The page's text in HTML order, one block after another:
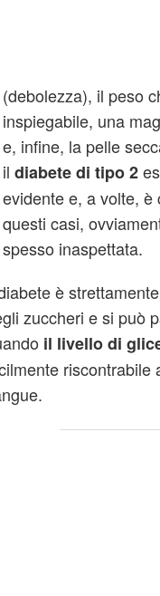
associato anche a
la polidipsia, cioè
(debolezza), il peso
inspiegabile, una
e, infine, la pelle
il diabete di tipo 2
evidente e, a volte, è
questi casi,
spesso inaspettata.
è
zuccheri e si può
il livello di
riscontrabile